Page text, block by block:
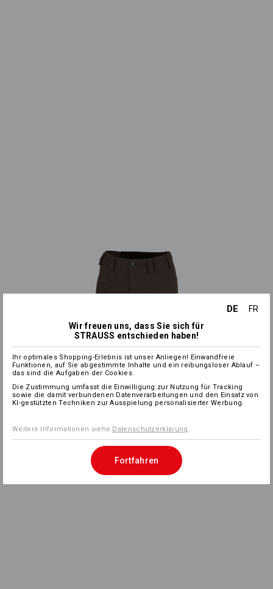
DE
FR
Wir freuen uns, dass Sie sich für
STRAUSS entschieden haben!
Ihr optimales Shopping-Erlebnis ist unser Anliegen! Einwandfreie
Funktionen, auf Sie abgestimmte Inhalte und ein reibungsloser Ablauf –
das sind die Aufgaben der Cookies.
Die Zustimmung umfasst die Einwilligung zur Nutzung für Tracking
sowie die damit verbundenen Datenverarbeitungen und den Einsatz von
KI-gestützten Techniken zur Ausspielung personalisierter Werbung.
Weitere Informationen siehe Datenschutzerklärung
Fortfahren